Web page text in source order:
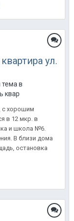
ул.
в
в Анапе.
с хорошим
в 12 мкр. в
и школа №6.
В близи дома
остановка